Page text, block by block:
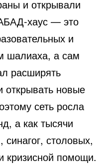
и открывали
хаус — это
и
шалиаха, а сам
расширять
новые
сеть росла
а как тысячи
столовых,
кризисной помощи.